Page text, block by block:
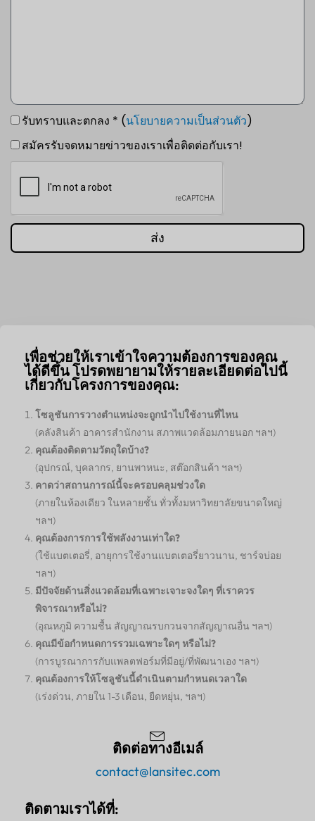
รับทราบและตกลง * (นโยบายความเป็นส่วนตัว)
สมัครรับจดหมายข่าวของเราเพื่อติดต่อกับเรา!
ส่ง
เพื่อช่วยให้เราเข้าใจความต้องการของคุณ
ได้ดีขึ้น โปรดพยายามให้รายละเอียดต่อไปนี้
เกี่ยวกับโครงการของคุณ:
โซลูชันการวางตำแหน่งจะถูกนำไปใช้งานที่ไหน
(คลังสินค้า อาคารสำนักงาน สภาพแวดล้อมภายนอก ฯลฯ)
คุณต้องติดตามวัตถุใดบ้าง?
(อุปกรณ์, บุคลากร, ยานพาหนะ, สต๊อกสินค้า ฯลฯ)
คาดว่าสถานการณ์นี้จะครอบคลุมช่วงใด
(ภายในห้องเดียว ในหลายชั้น ทั่วทั้งมหาวิทยาลัยขนาดใหญ่
ฯลฯ)
คุณต้องการการใช้พลังงานเท่าใด?
(ใช้แบตเตอรี่, อายุการใช้งานแบตเตอรี่ยาวนาน, ชาร์จบ่อย
ฯลฯ)
มีปัจจัยด้านสิ่งแวดล้อมที่เฉพาะเจาะจงใดๆ ที่เราควร
พิจารณาหรือไม่?
(อุณหภูมิ ความชื้น สัญญาณรบกวนจากสัญญาณอื่น ฯลฯ)
คุณมีข้อกำหนดการรวมเฉพาะใดๆ หรือไม่?
(การบูรณาการกับแพลตฟอร์มที่มีอยู่/ที่พัฒนาเอง ฯลฯ)
คุณต้องการให้โซลูชันนี้ดำเนินตามกำหนดเวลาใด
(เร่งด่วน, ภายใน 1-3 เดือน, ยืดหยุ่น, ฯลฯ)
ติดต่อทางอีเมล์
contact@lansitec.com
ติดตามเราได้ที่: